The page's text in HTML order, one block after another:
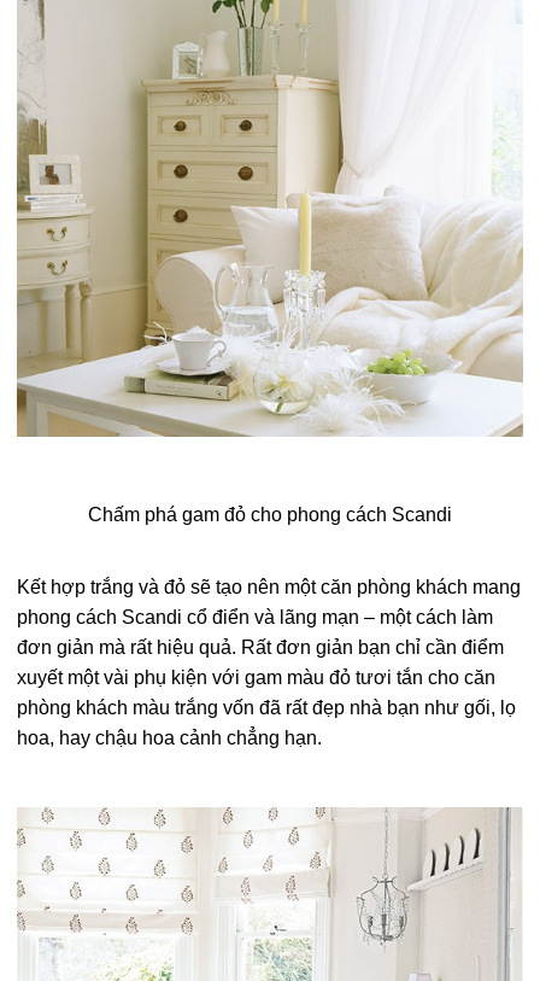
Chấm phá gam đỏ cho phong cách Scandi
Kết hợp trắng và đỏ sẽ tạo nên một căn phòng khách mang
phong cách Scandi cổ điển và lãng mạn – một cách làm
đơn giản mà rất hiệu quả. Rất đơn giản bạn chỉ cần điểm
xuyết một vài phụ kiện với gam màu đỏ tươi tắn cho căn
phòng khách màu trắng vốn đã rất đẹp nhà bạn như gối, lọ
hoa, hay chậu hoa cảnh chẳng hạn.